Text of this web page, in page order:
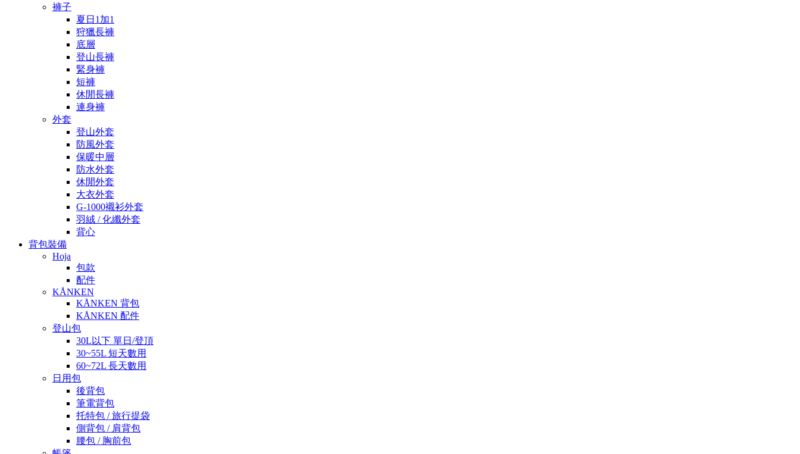
褲子
夏日1加1
狩獵長褲
底層
登山長褲
緊身褲
短褲
休閒長褲
連身褲
外套
登山外套
防風外套
保暖中層
防水外套
休閒外套
大衣外套
G-1000襯衫外套
羽絨 / 化纖外套
背心
背包裝備
Hoja
包款
配件
KÅNKEN
KÅNKEN 背包
KÅNKEN 配件
登山包
30L以下 單日/登頂
30~55L 短天數用
60~72L 長天數用
日用包
後背包
筆電背包
托特包 / 旅行提袋
側背包 / 肩背包
腰包 / 胸前包